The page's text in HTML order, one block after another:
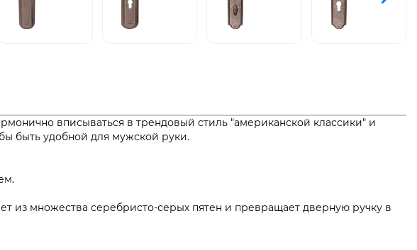
вписываться в трендовый стиль "американской классики" и
быть удобной для мужской руки.
из множества серебристо-серых пятен и превращает дверную ручку в